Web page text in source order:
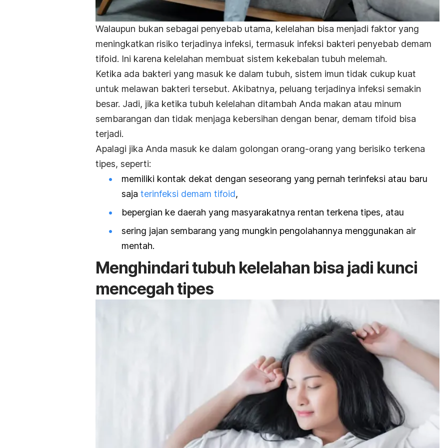
Walaupun bukan sebagai penyebab utama, kelelahan bisa menjadi faktor yang
meningkatkan risiko terjadinya infeksi, termasuk infeksi bakteri penyebab demam
tifoid. Ini karena kelelahan membuat sistem kekebalan tubuh melemah.
Ketika ada bakteri yang masuk ke dalam tubuh, sistem imun tidak cukup kuat
untuk melawan bakteri tersebut. Akibatnya, peluang terjadinya infeksi semakin
besar. Jadi, jika ketika tubuh kelelahan ditambah Anda makan atau minum
sembarangan dan tidak menjaga kebersihan dengan benar, demam tifoid bisa
terjadi.
Apalagi jika Anda masuk ke dalam golongan orang-orang yang berisiko terkena
tipes, seperti:
memiliki kontak dekat dengan seseorang yang pernah terinfeksi atau baru
saja terinfeksi demam tifoid,
bepergian ke daerah yang masyarakatnya rentan terkena tipes, atau
sering jajan sembarang yang mungkin pengolahannya menggunakan air
mentah.
Menghindari tubuh kelelahan bisa jadi kunci
mencegah tipes